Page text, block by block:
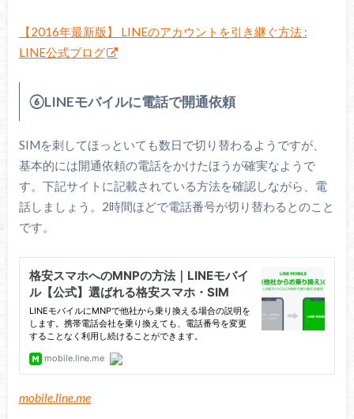
【2016年最新版】 LINEのアカウントを引き継ぐ方法 :
LINE公式ブログ
⑥LINEモバイルに電話で開通依頼
SIMを刺してほっといても数日で切り替わるようですが、
基本的には開通依頼の電話をかけたほうが確実なようで
す。下記サイトに記載されている方法を確認しながら、電
話しましょう。2時間ほどで電話番号が切り替わるとのこと
です。
mobile.line.me